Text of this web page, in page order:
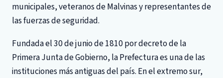
municipales, veteranos de Malvinas y representantes de
las fuerzas de seguridad.
Fundada el 30 de junio de 1810 por decreto de la
Primera Junta de Gobierno, la Prefectura es una de las
instituciones más antiguas del país. En el extremo sur,